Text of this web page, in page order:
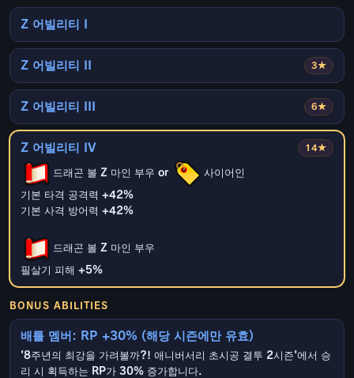
Z 어빌리티 I
3★
Z 어빌리티 II
6★
Z 어빌리티 III
14★
Z 어빌리티 IV
드래곤 볼 Z 마인 부우 or 사이어인
기본 타격 공격력 +42%
기본 사격 방어력 +42%
드래곤 볼 Z 마인 부우
필살기 피해 +5%
BONUS ABILITIES
배틀 멤버: RP +30% (해당 시즌에만 유효)
'8주년의 최강을 가려볼까?! 애니버서리 초시공 결투 2시즌'에서 승
리 시 획득하는 RP가 30% 증가합니다.